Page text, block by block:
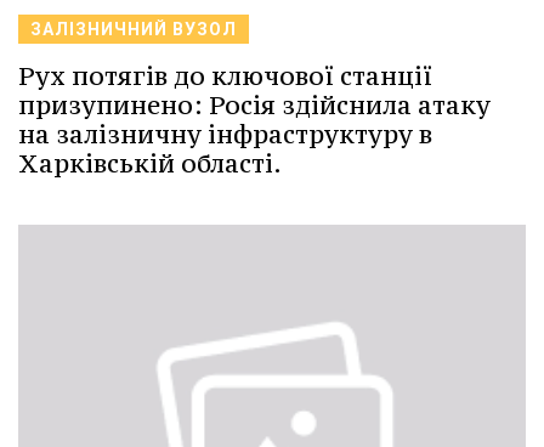
ЗАЛІЗНИЧНИЙ ВУЗОЛ
Рух потягів до ключової станції
призупинено: Росія здійснила атаку
на залізничну інфраструктуру в
Харківській області.